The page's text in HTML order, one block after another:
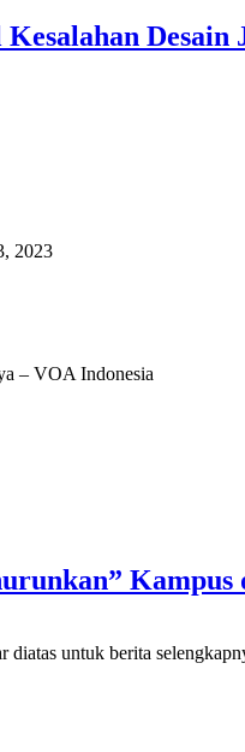
2023
– VOA Indonesia
Kampus
untuk berita